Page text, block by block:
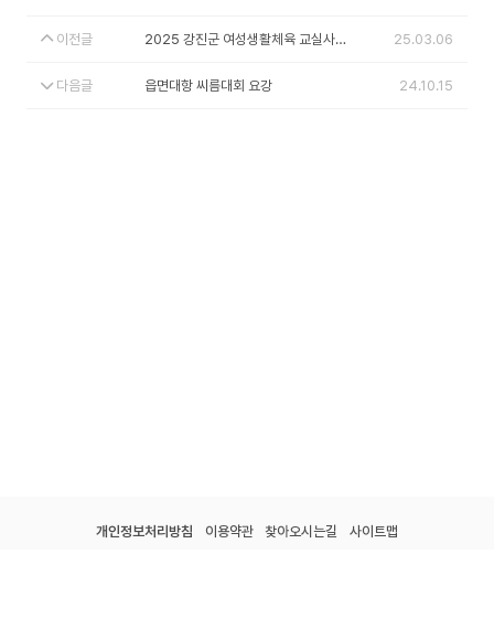
이전글 2025 강진군 여성생활체육 교실사업 공모안내 25.03.06
다음글 읍면대항 씨름대회 요강 24.10.15
개인정보처리방침 이용약관 찾아오시는길 사이트맵